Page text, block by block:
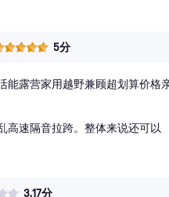
倒车，倒车速度也挺慢，不会
以自己设置，试了几次感觉还不
，后排放下就是一张大床，带
担心续航焦虑也不用担心孩子
候一点异味都没有反而感觉很
去洗车人家都以为这个车子要20
5分
能露营家用越野兼顾超划算价
高速隔音拉跨。整体来说还可以
3.17分